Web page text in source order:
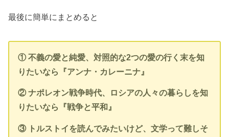
最後に簡単にまとめると
① 不義の愛と純愛、対照的な2つの愛の行く末を知
りたいなら『アンナ・カレーニナ』
② ナポレオン戦争時代、ロシアの人々の暮らしを知
りたいなら『戦争と平和』
③ トルストイを読んでみたいけど、文学って難しそ